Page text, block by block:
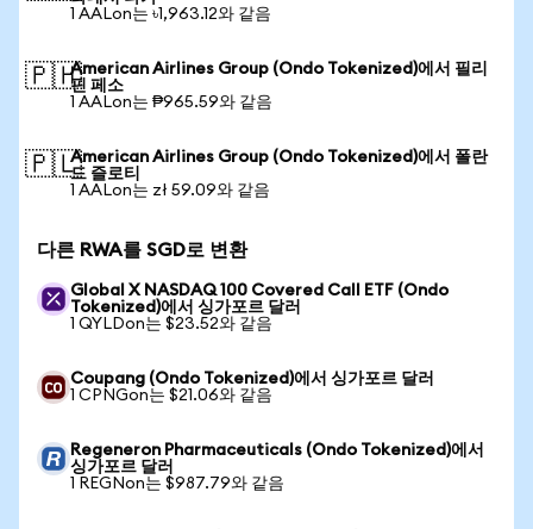
1 AALon는 ৳1,963.12와 같음
🇵🇭American Airlines Group (Ondo Tokenized)에서 필리
핀 페소
1 AALon는 ₱965.59와 같음
🇵🇱American Airlines Group (Ondo Tokenized)에서 폴란
드 즐로티
1 AALon는 zł 59.09와 같음
다른 RWA를 SGD로 변환
Global X NASDAQ 100 Covered Call ETF (Ondo
Tokenized)에서 싱가포르 달러
1 QYLDon는 $23.52와 같음
Coupang (Ondo Tokenized)에서 싱가포르 달러
1 CPNGon는 $21.06와 같음
Regeneron Pharmaceuticals (Ondo Tokenized)에서
싱가포르 달러
1 REGNon는 $987.79와 같음